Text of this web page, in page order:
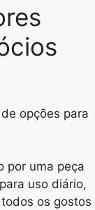
opções para
por uma peça
uso diário,
os gostos